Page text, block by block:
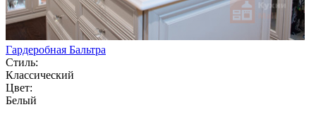
Гардеробная Бальтра
Стиль:
Классический
Цвет:
Белый